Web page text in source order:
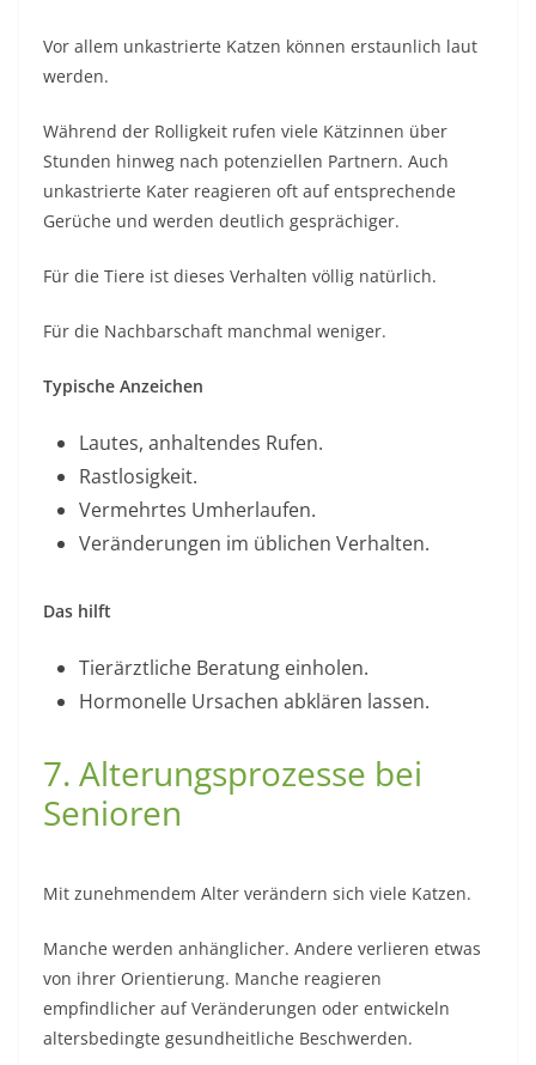
Vor allem unkastrierte Katzen können erstaunlich laut
werden.
Während der Rolligkeit rufen viele Kätzinnen über
Stunden hinweg nach potenziellen Partnern. Auch
unkastrierte Kater reagieren oft auf entsprechende
Gerüche und werden deutlich gesprächiger.
Für die Tiere ist dieses Verhalten völlig natürlich.
Für die Nachbarschaft manchmal weniger.
Typische Anzeichen
Lautes, anhaltendes Rufen.
Rastlosigkeit.
Vermehrtes Umherlaufen.
Veränderungen im üblichen Verhalten.
Das hilft
Tierärztliche Beratung einholen.
Hormonelle Ursachen abklären lassen.
7. Alterungsprozesse bei
Senioren
Mit zunehmendem Alter verändern sich viele Katzen.
Manche werden anhänglicher. Andere verlieren etwas
von ihrer Orientierung. Manche reagieren
empfindlicher auf Veränderungen oder entwickeln
altersbedingte gesundheitliche Beschwerden.